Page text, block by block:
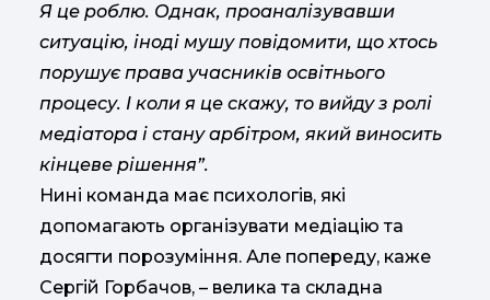
Я це роблю. Однак, проаналізувавши
ситуацію, іноді мушу повідомити, що хтось
порушує права учасників освітнього
процесу. І коли я це скажу, то вийду з ролі
медіатора і стану арбітром, який виносить
кінцеве рішення”.
Нині команда має психологів, які
допомагають організувати медіацію та
досягти порозуміння. Але попереду, каже
Сергій Горбачов, – велика та складна